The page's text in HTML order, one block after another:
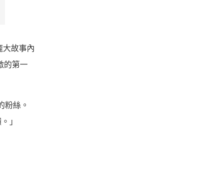
大故事內
的第一
粉絲。
」